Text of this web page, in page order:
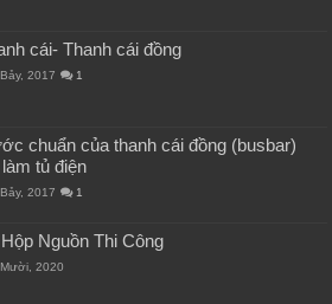
cái- Thanh cái đồng
2017 1
chuẩn của thanh cái đồng (busbar)
tủ điện
2017 1
Nguồn Thi Công
2020